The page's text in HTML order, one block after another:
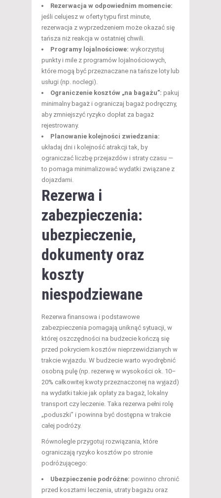
Rezerwacja w odpowiednim momencie:
jeśli celujesz w oferty typu first minute,
rezerwacja z wyprzedzeniem może okazać się
tańsza niż reakcja w ostatniej chwili.
Programy lojalnościowe: wykorzystuj
punkty i mile z programów lojalnościowych,
które mogą być przeznaczane na tańsze loty lub
usługi (np. noclegi).
Ograniczenie kosztów „na bagażu”: pakuj
minimalny bagaż i ograniczaj bagaż podręczny,
aby zmniejszyć ryzyko dopłat za bagaż
rejestrowany.
Planowanie kolejności zwiedzania:
układaj dni i kolejność atrakcji tak, by
ograniczać liczbę przejazdów i straty czasu —
to pomaga minimalizować wydatki związane z
dojazdami.
Rezerwa i
zabezpieczenia:
ubezpieczenie,
dokumenty oraz
koszty
niespodziewane
Rezerwa finansowa i podstawowe
zabezpieczenia pomagają uniknąć sytuacji, w
której oszczędności na budżecie kończą się
przed pokryciem kosztów nieprzewidzianych w
trakcie wyjazdu. W budżecie warto wyodrębnić
osobną pulę (np. rezerwę w wysokości ok. 10–
20% całkowitej kwoty przeznaczonej na wyjazd)
na wydatki takie jak opłaty za bagaż, lokalny
transport czy leczenie. Taka rezerwa pełni rolę
„poduszki” i powinna być dostępna w trakcie
całej podróży.
Równolegle przygotuj rozwiązania, które
ograniczają ryzyko kosztów po stronie
podróżującego:
Ubezpieczenie podróżne: powinno chronić
przed kosztami leczenia, utraty bagażu oraz